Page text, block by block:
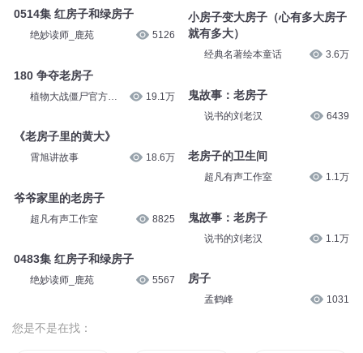
0514集 红房子和绿房子
绝妙读师_鹿苑 5126
180 争夺老房子
植物大战僵尸官方世
19.1万
《老房子里的黄大》
霄旭讲故事 18.6万
爷爷家里的老房子
超凡有声工作室 8825
0483集 红房子和绿房子
绝妙读师_鹿苑 5567
小房子变大房子（心有多大房子
就有多大）
经典名著绘本童话 3.6万
鬼故事：老房子
说书的刘老汉 6439
老房子的卫生间
超凡有声工作室 1.1万
鬼故事：老房子
说书的刘老汉 1.1万
房子
孟鹤峰 1031
您是不是在找：